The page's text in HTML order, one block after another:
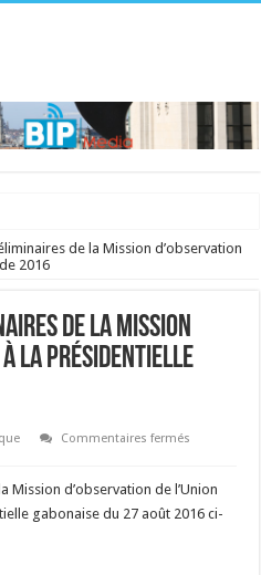
de la Mission d’observation
2016
de la Mission
à la présidentielle
Commentaires fermés
de
la
Mission
Mission d’observation de l’Union
gabonaise du 27 août 2016 ci-